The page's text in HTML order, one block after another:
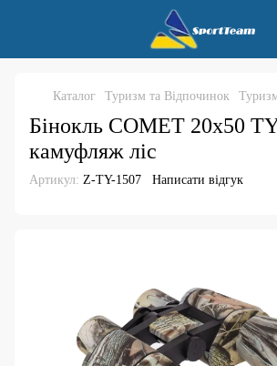
Каталог Туризм та Відпочинок
Бінокль COMET 20х50
камуфляж ліс
Артикул: Z-TY-1507 Написати відгук